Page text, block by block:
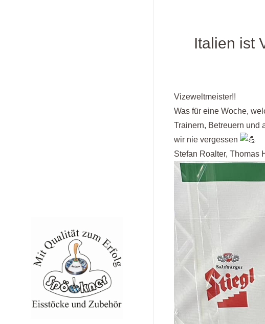
Italien ist
Vizeweltmeister!!
Was für eine Woche,
Trainern, Betreuern und
wir nie vergessen
Stefan Roalter, Thomas